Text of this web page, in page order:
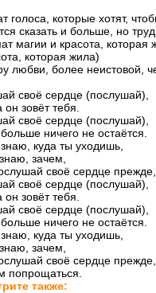
голоса, которые хотят,
сказать и больше, но
магии и красота, которая
которая жила)
любви, более неистовой,
своё сердце (послушай),
он зовёт тебя.
своё сердце (послушай),
ничего не остаётся.
куда ты уходишь,
зачем,
своё сердце
своё сердце (послушай),
он зовёт тебя.
своё сердце (послушай),
ничего не остаётся.
куда ты уходишь,
зачем,
своё сердце
попрощаться.
также: